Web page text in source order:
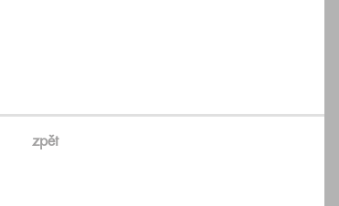
zpět